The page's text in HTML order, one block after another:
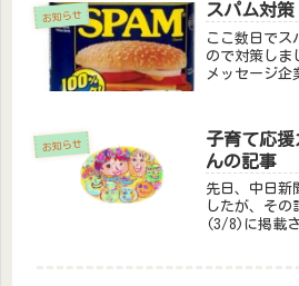
お知らせ スパム対策
ここ数日でス
ので対策しま
メッセージ企
ね。ありがと
に貢献しま
業...
お知らせ
子育て応
んの記事
先日、中日新
したが、その
(3/8)に掲載さ